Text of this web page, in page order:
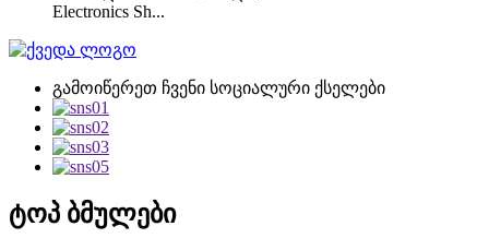
Electronics Sh...
გამოიწერეთ ჩვენი სოციალური ქსელები
ტოპ ბმულები